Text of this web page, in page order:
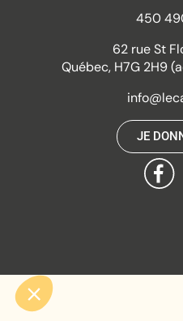
450
62 rue St
Québec, H7G 2H9
JE